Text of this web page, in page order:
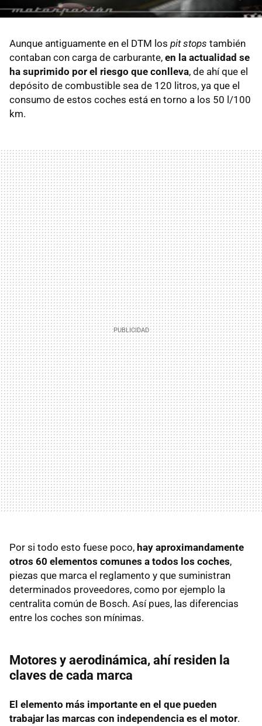
Aunque antiguamente en el DTM los pit stops también
contaban con carga de carburante, en la actualidad se
ha suprimido por el riesgo que conlleva, de ahí que el
depósito de combustible sea de 120 litros, ya que el
consumo de estos coches está en torno a los 50 l/100
km.
Por si todo esto fuese poco, hay aproximandamente
otros 60 elementos comunes a todos los coches,
piezas que marca el reglamento y que suministran
determinados proveedores, como por ejemplo la
centralita común de Bosch. Así pues, las diferencias
entre los coches son mínimas.
Motores y aerodinámica, ahí residen la
claves de cada marca
El elemento más importante en el que pueden
trabajar las marcas con independencia es el motor.